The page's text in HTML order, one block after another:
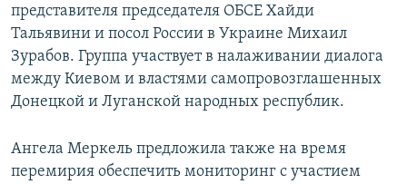
представителя председателя ОБСЕ Хайди
Тальявини и посол России в Украине Михаил
Зурабов. Группа участвует в налаживании диалога
между Киевом и властями самопровозглашенных
Донецкой и Луганской народных республик.
Ангела Меркель предложила также на время
перемирия обеспечить мониторинг с участием